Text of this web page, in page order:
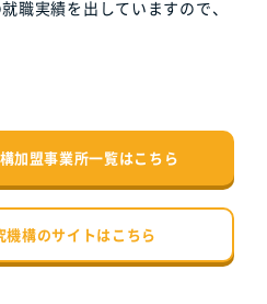
職実績を出していますので、
加盟事業所一覧はこちら
機構のサイトはこちら